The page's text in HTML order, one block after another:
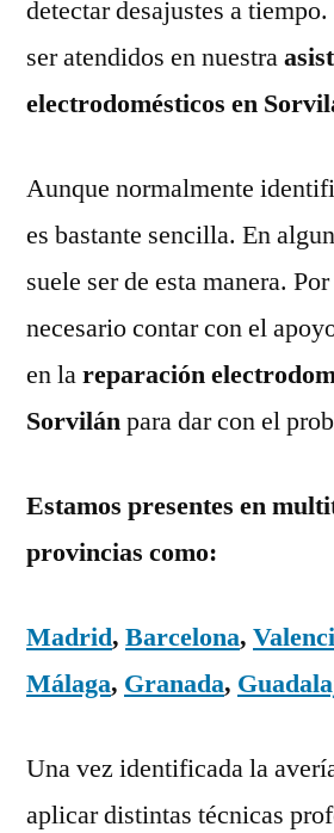
detectar desajustes a
ser atendidos en nuestra
electrodomésticos en
Aunque normalmente
es bastante sencilla. En
suele ser de esta manera.
necesario contar con el
en lareparación
Sorvilánpara dar con el
Estamos presentes en
provincias como:
Madrid, Barcelona,
Málaga, Granada,
Una vez identificada la
aplicar distintas técnicas